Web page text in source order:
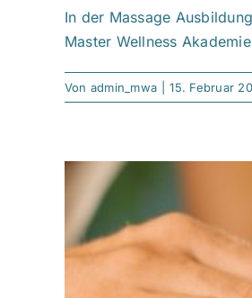
In der Massage
Master Wellness
Von admin_mwa 15. Februar